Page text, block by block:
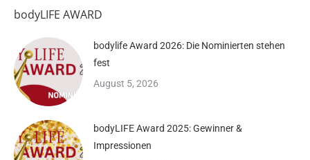
bodyLIFE AWARD
bodylife Award 2026: Die Nominierten stehen
fest
August 5, 2026
bodyLIFE Award 2025: Gewinner &
Impressionen